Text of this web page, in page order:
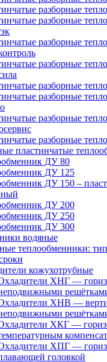
разборные
разборные
разборные
разборные
разборные
разборные
разборные
разборные
пластинчатые
ДУ 80
ДУ 125
ДУ 150 –
ДУ 200
ДУ 250
ДУ 300
водяные
теплообменники:
кожухотрубные
ХНГ —
ХНВ —
ХКГ —
ХПГ —
головкой